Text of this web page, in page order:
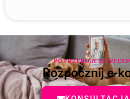
POTRZEBUJESZ
Rozpocznij e-